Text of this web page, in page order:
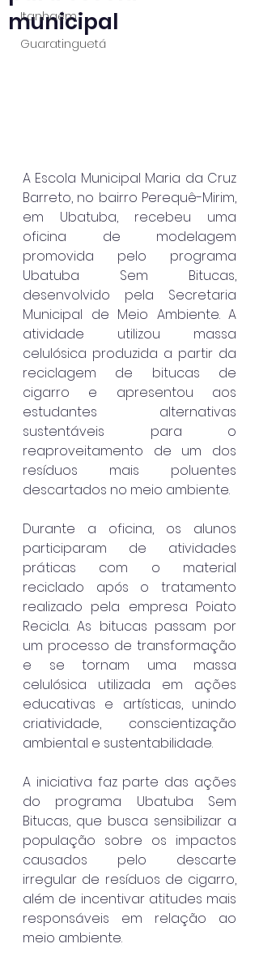
Itanhaém
Guaratinguetá
municipal
A Escola Municipal Maria da Cruz
Barreto, no bairro Perequê-Mirim,
em Ubatuba, recebeu uma
oficina de modelagem
promovida pelo programa
Ubatuba Sem Bitucas,
desenvolvido pela Secretaria
Municipal de Meio Ambiente. A
atividade utilizou massa
celulósica produzida a partir da
reciclagem de bitucas de
cigarro e apresentou aos
estudantes alternativas
sustentáveis para o
reaproveitamento de um dos
resíduos mais poluentes
descartados no meio ambiente.
Durante a oficina, os alunos
participaram de atividades
práticas com o material
reciclado após o tratamento
realizado pela empresa Poiato
Recicla. As bitucas passam por
um processo de transformação
e se tornam uma massa
celulósica utilizada em ações
educativas e artísticas, unindo
criatividade, conscientização
ambiental e sustentabilidade.
A iniciativa faz parte das ações
do programa Ubatuba Sem
Bitucas, que busca sensibilizar a
população sobre os impactos
causados pelo descarte
irregular de resíduos de cigarro,
além de incentivar atitudes mais
responsáveis em relação ao
meio ambiente.